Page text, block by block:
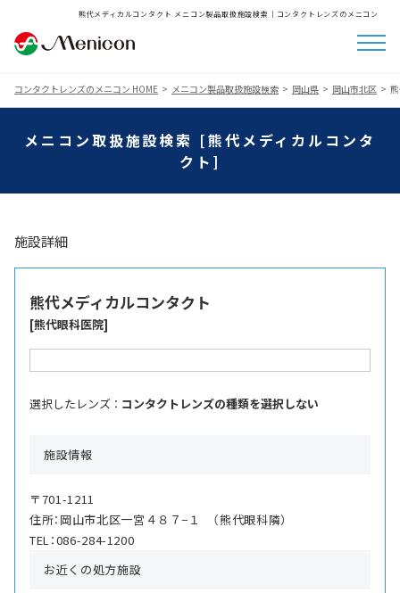
熊代メディカルコンタクト メニコン製品取扱施設検索│コンタクトレンズのメニコン
コンタクトレンズのメニコン HOME メニコン製品取扱施設検索 岡山県 岡山市北区
メニコン取扱施設検索 [熊代メディカルコンタ
クト]
施設詳細
熊代メディカルコンタクト
[熊代眼科医院]
選択したレンズ ： コンタクトレンズの種類を選択しない
施設情報
〒701-1211
住所：岡山市北区一宮４８７−１ （熊代眼科隣）
TEL：086-284-1200
お近くの処方施設